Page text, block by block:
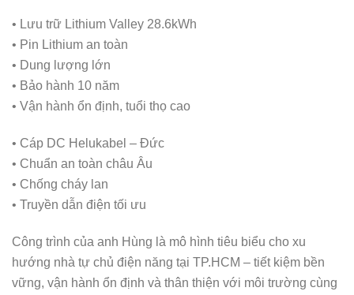
• Lưu trữ Lithium Valley 28.6kWh
• Pin Lithium an toàn
• Dung lượng lớn
• Bảo hành 10 năm
• Vận hành ổn định, tuổi thọ cao
• Cáp DC Helukabel – Đức
• Chuẩn an toàn châu Âu
• Chống cháy lan
• Truyền dẫn điện tối ưu
Công trình của anh Hùng là mô hình tiêu biểu cho xu
hướng nhà tự chủ điện năng tại TP.HCM – tiết kiệm bền
vững, vận hành ổn định và thân thiện với môi trường cùng